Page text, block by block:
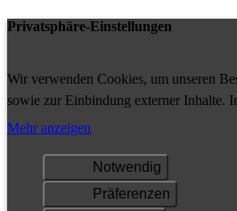
Privatsphäre-Einstellungen
Wir verwenden Cookies, um unseren
sowie zur Einbindung externer Inhalte.
Ihrem Gerät gespeichert und/oder
Mehr anzeigen
Notwendig
Präferenzen